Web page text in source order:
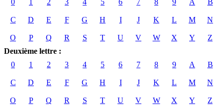
C D E F G H I J K L M N
O P Q R S T U V W X Y
Z
Deuxième lettre :
0
1 2 3 4 5 6 7 8 9 A B
C D E F G H I J K L M N
O P Q R S T U V W X Y Z